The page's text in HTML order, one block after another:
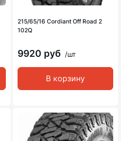
215/65/16 Cordiant Off Road 2
102Q
9920 руб /шт
В корзину